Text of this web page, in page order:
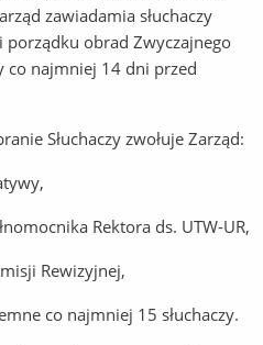
zawiadamia słuchaczy
porządku obrad Zwyczajnego
co najmniej 14 dni przed
Słuchaczy zwołuje Zarząd:
Rektora ds. UTW-UR,
Rewizyjnej,
najmniej 15 słuchaczy.